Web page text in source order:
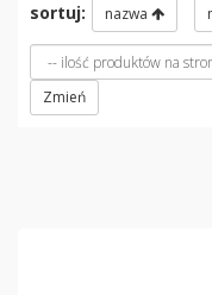
sortuj: nazwa
Zmień